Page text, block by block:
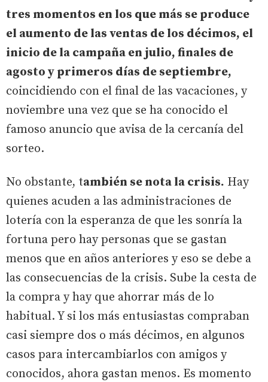
tres momentos en los que más se produce
el aumento de las ventas de los décimos, el
inicio de la campaña en julio, finales de
agosto y primeros días de septiembre,
coincidiendo con el final de las vacaciones, y
noviembre una vez que se ha conocido el
famoso anuncio que avisa de la cercanía del
sorteo.
No obstante, también se nota la crisis. Hay
quienes acuden a las administraciones de
lotería con la esperanza de que les sonría la
fortuna pero hay personas que se gastan
menos que en años anteriores y eso se debe a
las consecuencias de la crisis. Sube la cesta de
la compra y hay que ahorrar más de lo
habitual. Y si los más entusiastas compraban
casi siempre dos o más décimos, en algunos
casos para intercambiarlos con amigos y
conocidos, ahora gastan menos. Es momento